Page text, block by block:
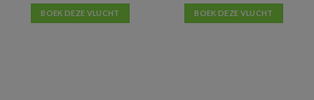
BOEK DEZE VLUCHT BOEK DEZE VLUCHT